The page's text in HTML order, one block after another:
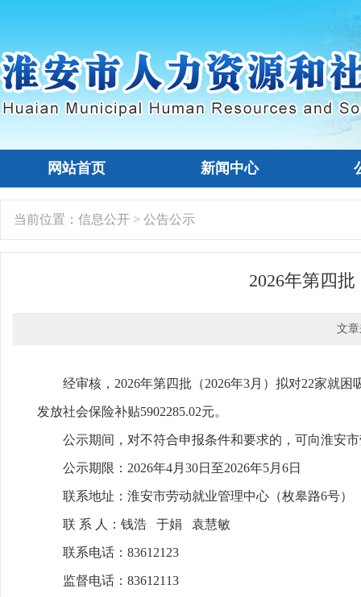
网站首页 新闻中心
当前位置： 信息公开 > 公告公示
2026年第四
文
经审核，2026年第四批（2026年3月）拟对22家就
发放社会保险补贴5902285.02元。
公示期间，对不符合申报条件和要求的，可向淮安
公示期限：2026年4月30日至2026年5月6日
联系地址：淮安市劳动就业管理中心（枚皋路6号）
联 系 人：钱浩 于娟 袁慧敏
联系电话：83612123
监督电话：83612113